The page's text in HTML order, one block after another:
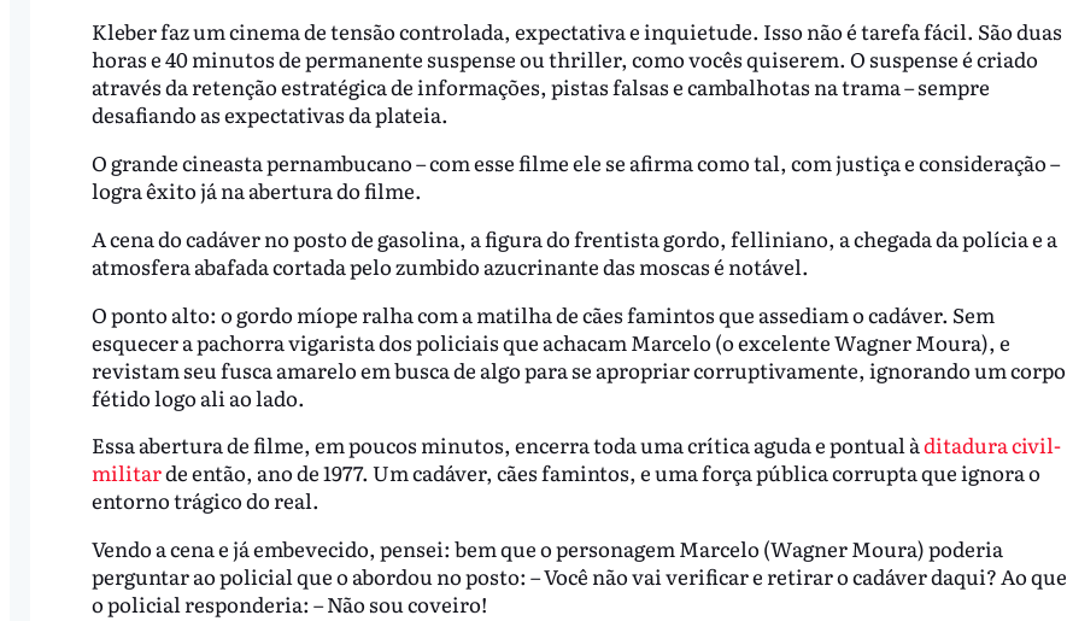
Kleber faz um cinema de tensão controlada, expectativa e inquietude. Isso não é tarefa fácil. São duas
horas e 40 minutos de permanente suspense ou thriller, como vocês quiserem. O suspense é criado
através da retenção estratégica de informações, pistas falsas e cambalhotas na trama – sempre
desafiando as expectativas da plateia.
O grande cineasta pernambucano – com esse filme ele se afirma como tal, com justiça e consideração –
logra êxito já na abertura do filme.
A cena do cadáver no posto de gasolina, a figura do frentista gordo, felliniano, a chegada da polícia e a
atmosfera abafada cortada pelo zumbido azucrinante das moscas é notável.
O ponto alto: o gordo míope ralha com a matilha de cães famintos que assediam o cadáver. Sem
esquecer a pachorra vigarista dos policiais que achacam Marcelo (o excelente Wagner Moura), e
revistam seu fusca amarelo em busca de algo para se apropriar corruptivamente, ignorando um corpo
fétido logo ali ao lado.
Essa abertura de filme, em poucos minutos, encerra toda uma crítica aguda e pontual àditadura civil-
militarde então, ano de 1977. Um cadáver, cães famintos, e uma força pública corrupta que ignora o
entorno trágico do real.
Vendo a cena e já embevecido, pensei: bem que o personagem Marcelo (Wagner Moura) poderia
perguntar ao policial que o abordou no posto: – Você não vai verificar e retirar o cadáver daqui? Ao que
o policial responderia: – Não sou coveiro!